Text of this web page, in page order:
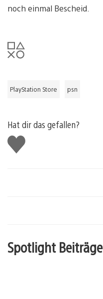
noch einmal Bescheid.
PlayStation Store psn
Hat dir das gefallen?
Gefällt
mir
Spotlight Beiträge